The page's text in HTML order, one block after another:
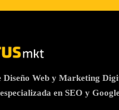
Diseño Web y Marketing
en SEO y